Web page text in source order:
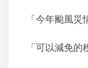
「今年颱風
「可以減免